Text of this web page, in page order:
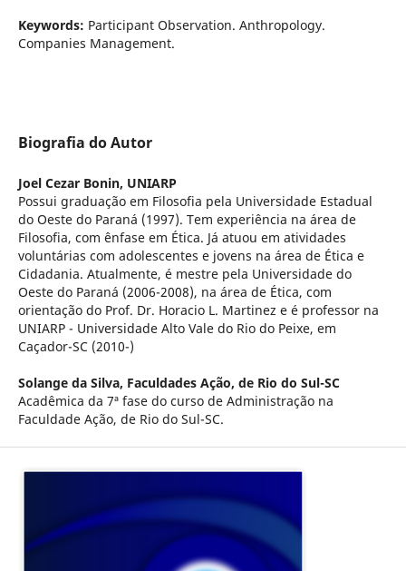
Keywords: Participant Observation. Anthropology.
Companies Management.
Biografia do Autor
Joel Cezar Bonin, UNIARP
Possui graduação em Filosofia pela Universidade Estadual
do Oeste do Paraná (1997). Tem experiência na área de
Filosofia, com ênfase em Ética. Já atuou em atividades
voluntárias com adolescentes e jovens na área de Ética e
Cidadania. Atualmente, é mestre pela Universidade do
Oeste do Paraná (2006-2008), na área de Ética, com
orientação do Prof. Dr. Horacio L. Martinez e é professor na
UNIARP - Universidade Alto Vale do Rio do Peixe, em
Caçador-SC (2010-)
Solange da Silva, Faculdades Ação, de Rio do Sul-SC
Acadêmica da 7ª fase do curso de Administração na
Faculdade Ação, de Rio do Sul-SC.